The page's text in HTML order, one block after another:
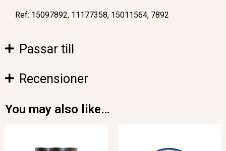
Ref: 15097892, 11177358, 15011564, 7892
Passar till
Recensioner
You may also like…